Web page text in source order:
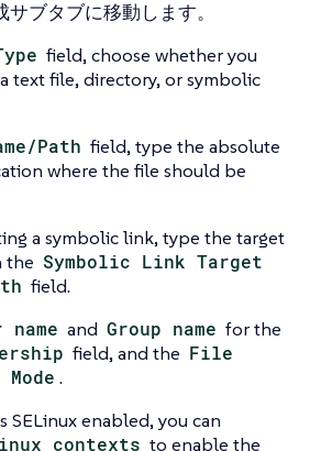
サブタブに移動します。
field, choose whether you
text file, directory, or symbolic
Path field, type the absolute
where the file should be
a symbolic link, type the target
the Symbolic Link Target
field.
name and Group name for the
field, and the File
.
SELinux enabled, you can
contexts to enable the